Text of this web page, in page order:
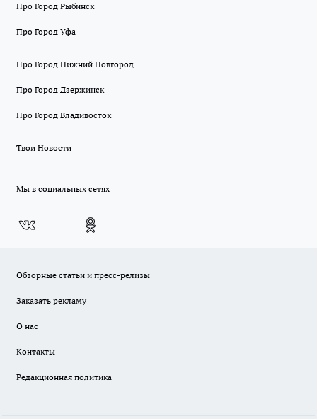
Про Город Рыбинск
Про Город Уфа
Про Город Нижний Новгород
Про Город Дзержинск
Про Город Владивосток
Твои Новости
Мы в социальных сетях
Обзорные статьи и пресс-релизы
Заказать рекламу
О нас
Контакты
Редакционная политика